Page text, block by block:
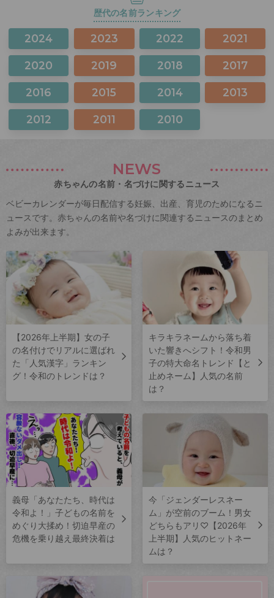
歴代の名前ランキング
2024 2023 2022 2021
2020 2019 2018 2017
2016 2015 2014 2013
2012 2011 2010
NEWS
赤ちゃんの名前・名づけに関するニュース
ベビーカレンダーが毎日配信する妊娠、出産、育児のためになるニ
ュースです。赤ちゃんの名前や名づけに関連するニュースのまとめ
よみが出来ます。
【2026年上半期】女の子
の名付けでリアルに選ばれ
た「人気漢字」ランキン
グ！令和のトレンドは？
キラキラネームから落ち着
いた響きへシフト！令和男
子の特大命名トレンド【と
止めネーム】人気の名前
は？
義母「あなたたち、時代は
令和よ！」子どもの名前を
めぐり大揉め！切迫早産の
危機を乗り越え最終決着は
今「ジェンダーレスネー
ム」が空前のブーム！男女
どちらもアリ♡【2026年
上半期】人気のヒットネー
ムは？